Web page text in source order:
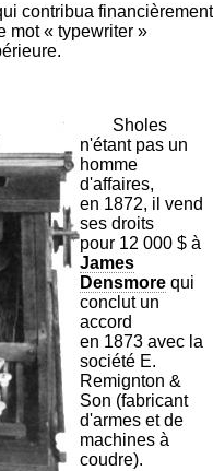
contribua financièrement
mot « typewriter »
Sholes
n'étant pas un
homme
d'affaires,
en 1872, il vend
ses droits
pour 12 000 $ à
James
Densmore qui
conclut un
accord
en 1873 avec la
société E.
Remignton &
Son ( fabricant
d'armes et de
machines à
coudre).